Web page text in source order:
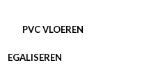
PVC VLOEREN
EGALISEREN